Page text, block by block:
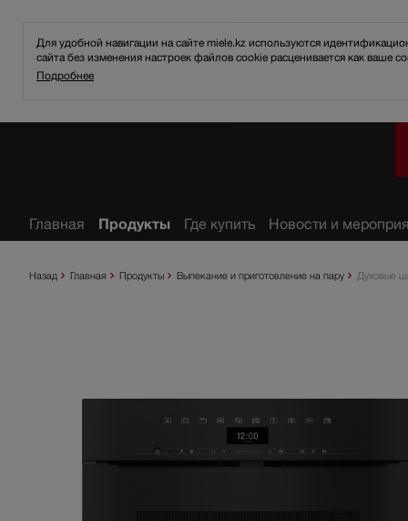
Для удобной навигации на сайте miele.kz используются
сайта без изменения настроек файлов cookie расценивается как ваше
Подробнее
Назад Главная Продукты Выпекание и приготовление на пару Духовые
Главная Продукты Где купить Новости и